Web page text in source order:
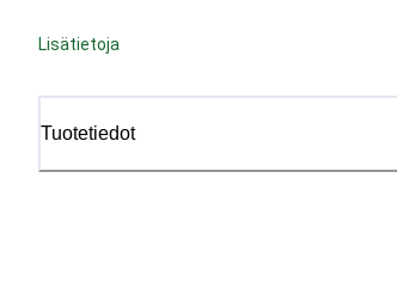
Lisätietoja
Tuotetiedot